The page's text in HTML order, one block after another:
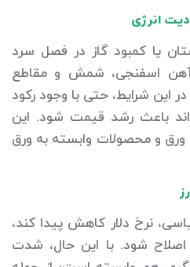
انرژی
یا کمبود گاز در فصل سرد
اسفنجی، شمش و مقاطع
این شرایط، حتی با وجود رکود
باعث رشد قیمت شود. این
ورق و محصولات وابسته به ورق
نرخ دلار کاهش پیدا کند،
اصلاح شود. با این حال، شدت